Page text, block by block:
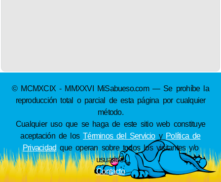
© MCMXCIX - MMXXVI MiSabueso.com — Se prohíbe la
reproducción total o parcial de esta página por cualquier
método.
Cualquier uso que se haga de este sitio web constituye
aceptación de losTérminos del Servicioy Política de
Privacidad que operan sobre todos los visitantes y/o
usuarios.
Contacto